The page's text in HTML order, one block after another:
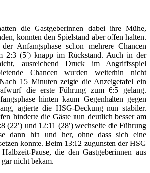
die Gastgeberinnen dabei ihre Mühe,
konnten den Spielstand aber offen halten.
Anfangsphase schon mehrere Chancen
2:3 (5′) knapp im Rückstand. Auch in der
ausreichend Druck im Angriffsspiel
Chancen wurden weiterhin nicht
15 Minuten zeigte die Anzeigetafel ein
die erste Führung zum 6:5 gelang.
hinten kaum Gegenhalten gegen
agierte die HSG-Deckung nun stabiler.
hinderte die Gäste nun deutlich besser am
(22′) und 12:11 (28′) wechselte die Führung
dann hin und her, ohne dass sich eine
konnte. Beim 13:12 zugunsten der HSG
Pause, die den Gastgeberinnen aus
nicht bekam.